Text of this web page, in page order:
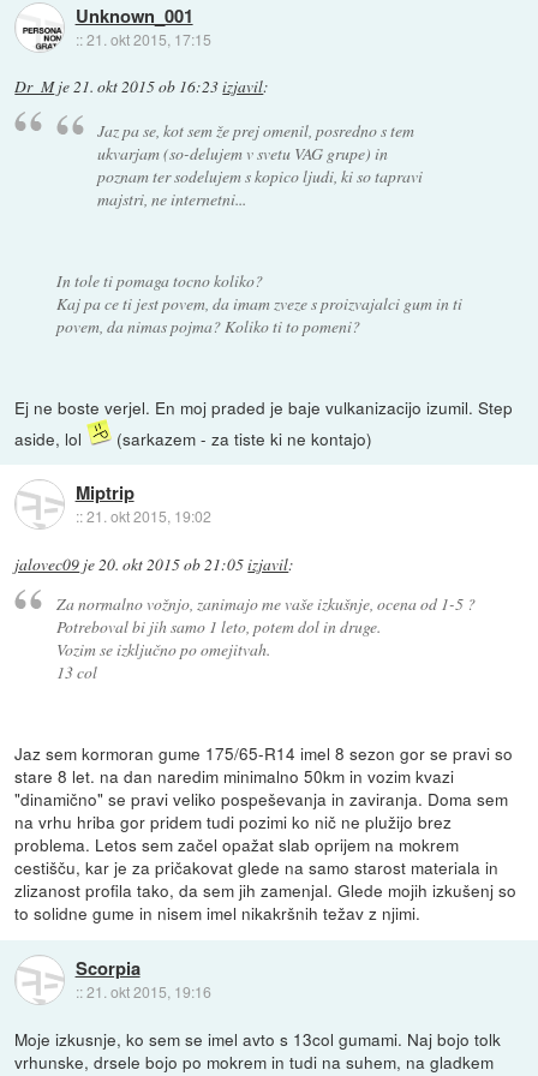
Unknown_001
::21. okt 2015, 17:15
Dr_Mje21. okt 2015 ob 16:23izjavil:
Jaz pa se, kot sem že prej omenil, posredno s tem
ukvarjam (so-delujem v svetu VAG grupe) in
poznam ter sodelujem s kopico ljudi, ki so tapravi
majstri, ne internetni...
In tole ti pomaga tocno koliko?
Kaj pa ce ti jest povem, da imam zveze s proizvajalci gum in ti
povem, da nimas pojma? Koliko ti to pomeni?
Ej ne boste verjel. En moj praded je baje vulkanizacijo izumil. Step
aside, lol
(sarkazem - za tiste ki ne kontajo)
Miptrip
::21. okt 2015, 19:02
jalovec09 je20. okt 2015 ob 21:05izjavil:
Za normalno vožnjo, zanimajo me vaše izkušnje, ocena od 1-5 ?
Potreboval bi jih samo 1 leto, potem dol in druge.
Vozim se izključno po omejitvah.
13 col
Jaz sem kormoran gume 175/65-R14 imel 8 sezon gor se pravi so
stare 8 let. na dan naredim minimalno 50km in vozim kvazi
"dinamično" se pravi veliko pospeševanja in zaviranja. Doma sem
na vrhu hriba gor pridem tudi pozimi ko nič ne plužijo brez
problema. Letos sem začel opažat slab oprijem na mokrem
cestišču, kar je za pričakovat glede na samo starost materiala in
zlizanost profila tako, da sem jih zamenjal. Glede mojih izkušenj so
to solidne gume in nisem imel nikakršnih težav z njimi.
Scorpia
::21. okt 2015, 19:16
Moje izkusnje, ko sem se imel avto s 13col gumami. Naj bojo tolk
vrhunske, drsele bojo po mokrem in tudi na suhem, na gladkem